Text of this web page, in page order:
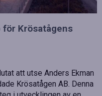
för Krösatågens
att utse Anders Ekman
Krösatågen AB. Denna